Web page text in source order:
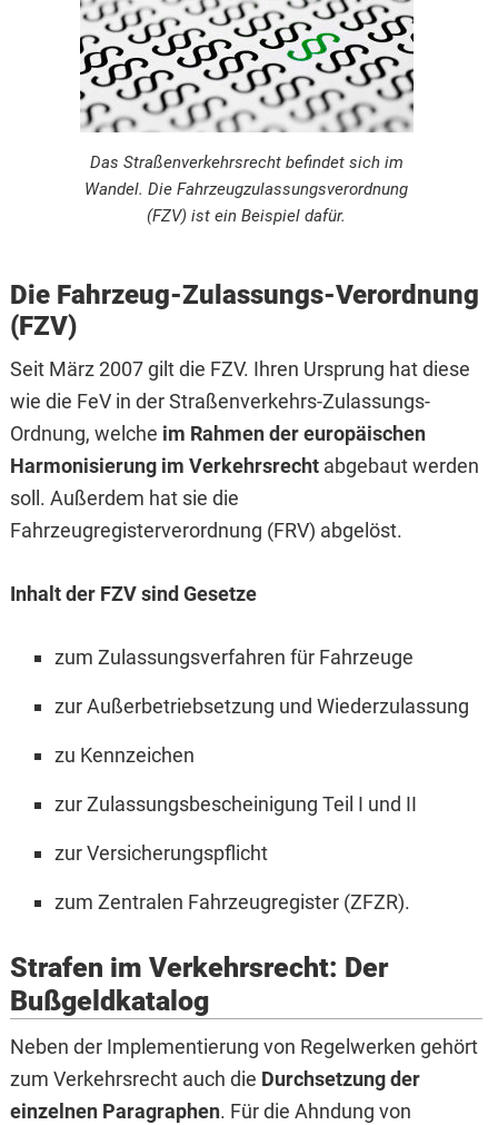
Das Straßenverkehrsrecht befindet sich im
Wandel. Die Fahrzeugzulassungsverordnung
(FZV) ist ein Beispiel dafür.
Die Fahrzeug-Zulassungs-Verordnung
(FZV)
Seit März 2007 gilt die FZV. Ihren Ursprung hat diese
wie die FeV in der Straßenverkehrs-Zulassungs-
Ordnung, welche im Rahmen der europäischen
Harmonisierung im Verkehrsrechtabgebaut werden
soll. Außerdem hat sie die
Fahrzeugregisterverordnung (FRV) abgelöst.
Inhalt der FZV sind Gesetze
zum Zulassungsverfahren für Fahrzeuge
zur Außerbetriebsetzung und Wiederzulassung
zu Kennzeichen
zur Zulassungsbescheinigung Teil I und II
zur Versicherungspflicht
zum Zentralen Fahrzeugregister (ZFZR).
Strafen im Verkehrsrecht: Der
Bußgeldkatalog
Neben der Implementierung von Regelwerken gehört
zum Verkehrsrecht auch die Durchsetzung der
einzelnen Paragraphen. Für die Ahndung von